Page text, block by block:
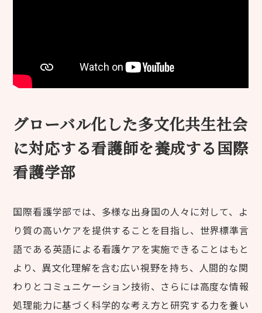
グローバル化した多文化共生社会
に対応する看護師を養成する国際
看護学部
国際看護学部では、多様な出身国の人々に対して、よ
り質の高いケアを提供することを目指し、世界標準言
語である英語による看護ケアを実施できることはもと
より、異文化理解を含む広い視野を持ち、人間的な関
わりとコミュニケーション技術、さらには高度な情報
処理能力に基づく科学的な考え方と研究する力を養い